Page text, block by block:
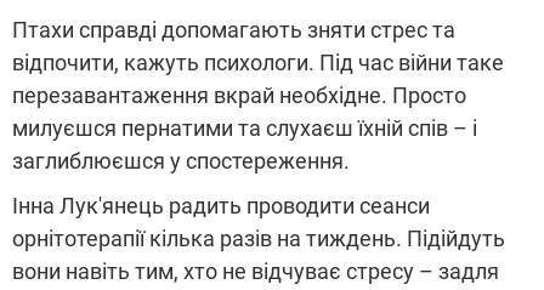
Птахи справді допомагають зняти стрес та
відпочити, кажуть психологи. Під час війни таке
перезавантаження вкрай необхідне. Просто
милуєшся пернатими та слухаєш їхній спів – і
заглиблюєшся у спостереження.
Інна Лук'янець радить проводити сеанси
орнітотерапії кілька разів на тиждень. Підійдуть
вони навіть тим, хто не відчуває стресу – задля